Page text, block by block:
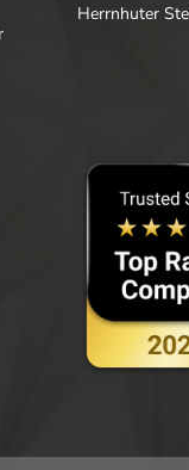
Herrnhuter